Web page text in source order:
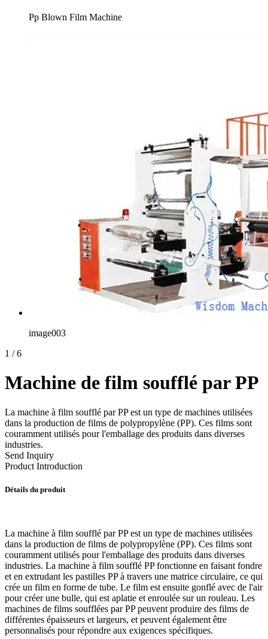
Pp Blown Film Machine
image003
1 / 6
Machine de film soufflé par PP
La machine à film soufflé par PP est un type de machines utilisées
dans la production de films de polypropylène (PP). Ces films sont
couramment utilisés pour l'emballage des produits dans diverses
industries.
Send Inquiry
Product Introduction
Détails du produit
La machine à film soufflé par PP est un type de machines utilisées
dans la production de films de polypropylène (PP). Ces films sont
couramment utilisés pour l'emballage des produits dans diverses
industries. La machine à film soufflé PP fonctionne en faisant fondre
et en extrudant les pastilles PP à travers une matrice circulaire, ce qui
crée un film en forme de tube. Le film est ensuite gonflé avec de l'air
pour créer une bulle, qui est aplatie et enroulée sur un rouleau. Les
machines de films soufflées par PP peuvent produire des films de
différentes épaisseurs et largeurs, et peuvent également être
personnalisés pour répondre aux exigences spécifiques.